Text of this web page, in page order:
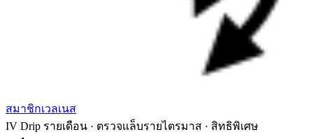
สมาชิกเวลเนส
IV Drip รายเดือน · ตรวจแล็บรายไตรมาส · สิทธิพิเศษ